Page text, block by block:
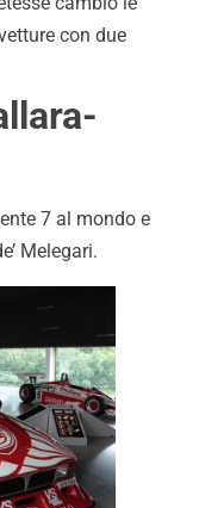
con due
7 al mondo e
Melegari.